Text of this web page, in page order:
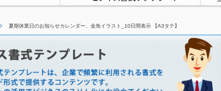
夏期休業日のお知らせカレンダー、金魚イラスト_10日間表示 【A3タテ】